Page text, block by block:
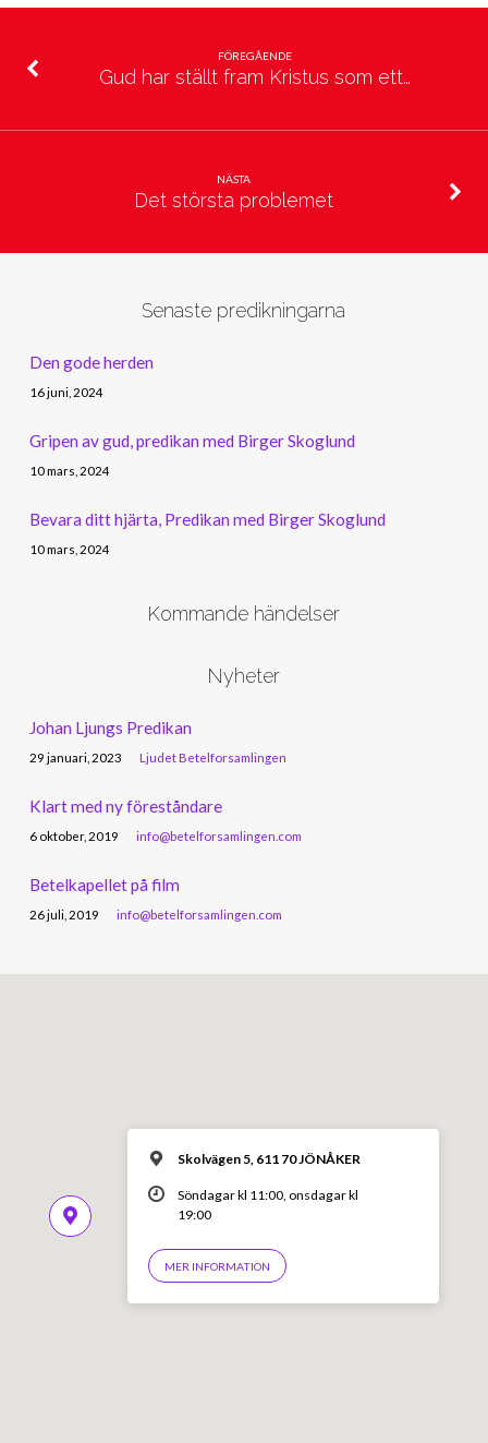
FÖREGÅENDE
Gud har ställt fram Kristus som ett…
NÄSTA
Det största problemet
Senaste predikningarna
Den gode herden
16 juni, 2024
Gripen av gud, predikan med Birger Skoglund
10 mars, 2024
Bevara ditt hjärta, Predikan med Birger Skoglund
10 mars, 2024
Kommande händelser
Nyheter
Johan Ljungs Predikan
29 januari, 2023 Ljudet Betelforsamlingen
Klart med ny föreståndare
6 oktober, 2019 info@betelforsamlingen.com
Betelkapellet på film
26 juli, 2019 info@betelforsamlingen.com
Skolvägen 5, 611 70 JÖNÅKER
Söndagar kl 11:00, onsdagar kl
19:00
MER INFORMATION